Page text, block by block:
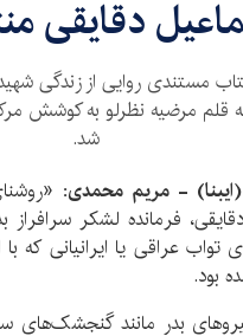
دقایقی
مستندی روایی از زندگی
به قلم مرضیه نظرلو به کوشش
شد.
- مریم محمدی:
فرمانده لشکر
تواب عراقی یا ایرانیانی که
بود.
بدر مانند گنجشک‌های